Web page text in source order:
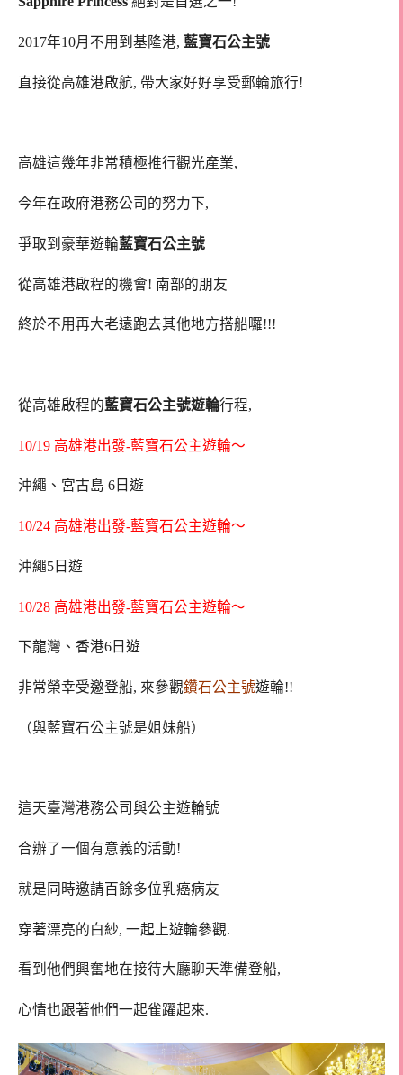
2017年10月不用到基隆港, 藍寶石公主號
直接從高雄港啟航, 帶大家好好享受郵輪旅行!
高雄這幾年非常積極推行觀光產業,
今年在政府港務公司的努力下,
爭取到豪華遊輪藍寶石公主號
從高雄港啟程的機會! 南部的朋友
終於不用再大老遠跑去其他地方搭船囉!!!
從高雄啟程的藍寶石公主號遊輪行程,
10/19 高雄港出發-藍寶石公主遊輪～
沖繩、宮古島 6日遊
10/24 高雄港出發-藍寶石公主遊輪～
沖繩5日遊
10/28 高雄港出發-藍寶石公主遊輪～
下龍灣、香港6日遊
非常榮幸受邀登船, 來參觀鑽石公主號遊輪!!
（與藍寶石公主號是姐妹船）
這天臺灣港務公司與公主遊輪號
合辦了一個有意義的活動!
就是同時邀請百餘多位乳癌病友
穿著漂亮的白紗, 一起上遊輪參觀.
看到他們興奮地在接待大廳聊天準備登船,
心情也跟著他們一起雀躍起來.